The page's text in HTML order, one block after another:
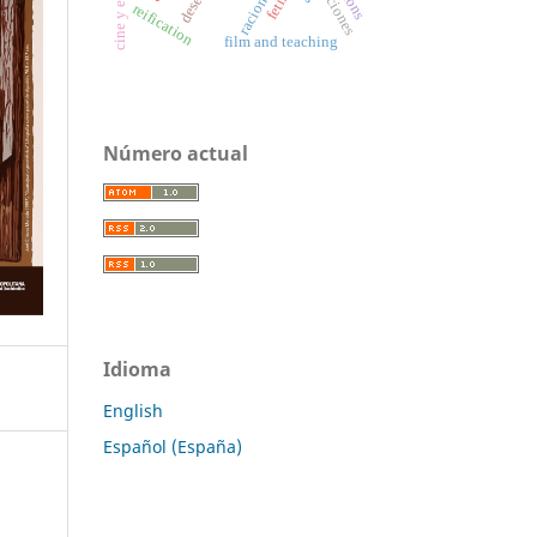
reification film and teaching
Número actual
Idioma
English
Español (España)